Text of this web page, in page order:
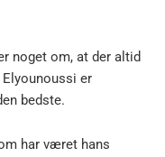
noget om, at der altid
er
bedste.
har været hans